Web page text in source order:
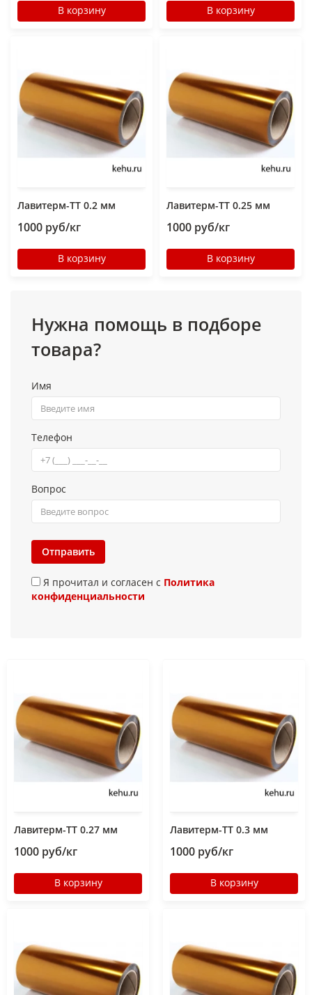
В корзину В корзину
Лавитерм-ТТ 0.2 мм
1000 руб/кг
В корзину
Лавитерм-ТТ 0.25 мм
1000 руб/кг
В корзину
Нужна помощь в подборе
товара?
Имя
Телефон
Вопрос
Отправить
Я прочитал и согласен с Политика
конфиденциальности
Лавитерм-ТТ 0.27 мм
1000 руб/кг
В корзину
Лавитерм-ТТ 0.3 мм
1000 руб/кг
В корзину